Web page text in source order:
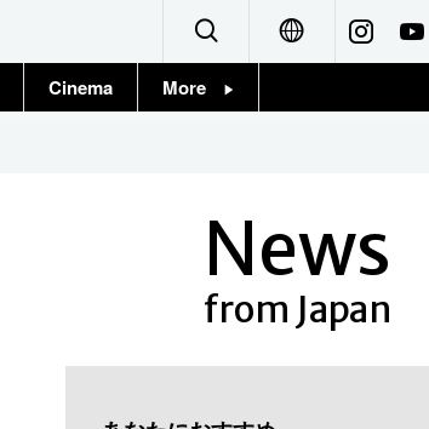
Français
Cinema More
News
from Japan